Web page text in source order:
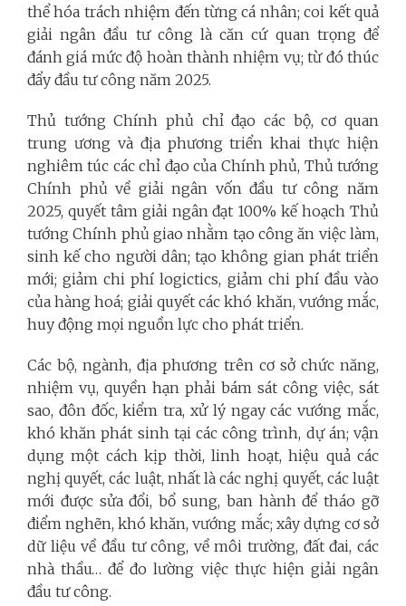
thể hóa trách nhiệm đến từng cá nhân; coi kết quả
giải ngân đầu tư công là căn cứ quan trọng để
đánh giá mức độ hoàn thành nhiệm vụ; từ đó thúc
đẩy đầu tư công năm 2025.
Thủ tướng Chính phủ chỉ đạo các bộ, cơ quan
trung ương và địa phương triển khai thực hiện
nghiêm túc các chỉ đạo của Chính phủ, Thủ tướng
Chính phủ về giải ngân vốn đầu tư công năm
2025, quyết tâm giải ngân đạt 100% kế hoạch Thủ
tướng Chính phủ giao nhằm tạo công ăn việc làm,
sinh kế cho người dân; tạo không gian phát triển
mới; giảm chi phí logictics, giảm chi phí đầu vào
của hàng hoá; giải quyết các khó khăn, vướng mắc,
huy động mọi nguồn lực cho phát triển.
Các bộ, ngành, địa phương trên cơ sở chức năng,
nhiệm vụ, quyền hạn phải bám sát công việc, sát
sao, đôn đốc, kiểm tra, xử lý ngay các vướng mắc,
khó khăn phát sinh tại các công trình, dự án; vận
dụng một cách kịp thời, linh hoạt, hiệu quả các
nghị quyết, các luật, nhất là các nghị quyết, các luật
mới được sửa đổi, bổ sung, ban hành để tháo gỡ
điểm nghẽn, khó khăn, vướng mắc; xây dựng cơ sở
dữ liệu về đầu tư công, về môi trường, đất đai, các
nhà thầu… để đo lường việc thực hiện giải ngân
đầu tư công.